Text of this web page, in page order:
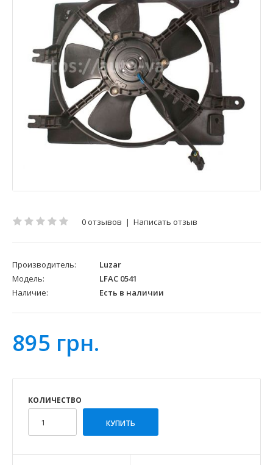
0 отзывов | Написать отзыв
Производитель:
Luzar
Модель:
LFAC 0541
Наличие:
Есть в наличии
895 грн.
КОЛИЧЕСТВО